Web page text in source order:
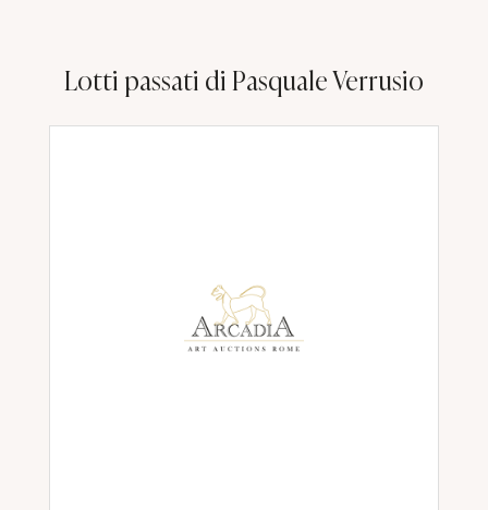
Lotti passati di Pasquale Verrusio